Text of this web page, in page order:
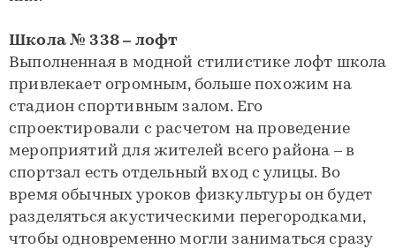
Школа № 338 – лофт
Выполненная в модной стилистике лофт школа
привлекает огромным, больше похожим на
стадион спортивным залом. Его
спроектировали с расчетом на проведение
мероприятий для жителей всего района – в
спортзал есть отдельный вход с улицы. Во
время обычных уроков физкультуры он будет
разделяться акустическими перегородками,
чтобы одновременно могли заниматься сразу